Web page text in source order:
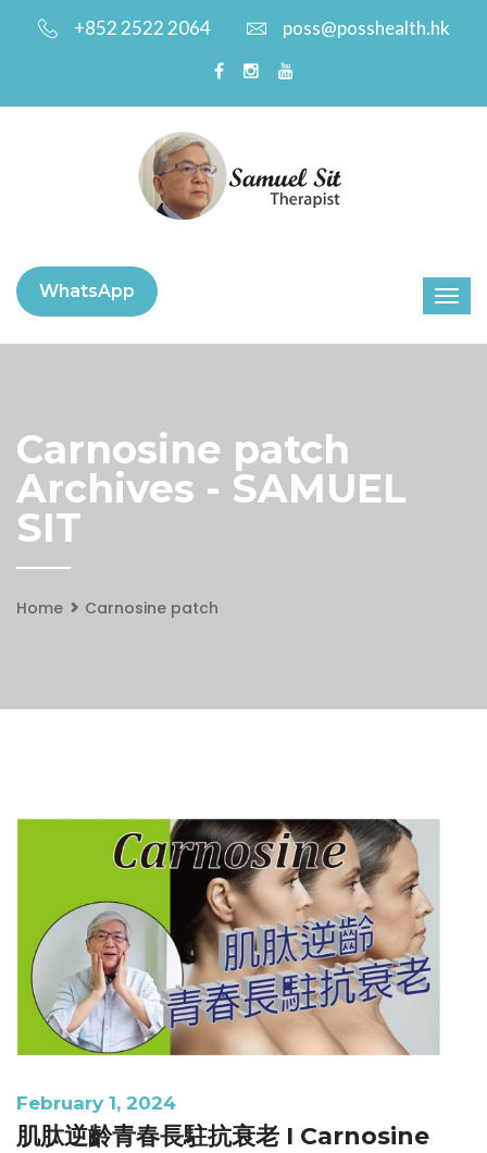
+852 2522 2064 poss@posshealth.hk
WhatsApp
Carnosine patch
Archives - SAMUEL
SIT
Home Carnosine patch
February 1, 2024
肌肽逆齡青春長駐抗衰老 I Carnosine